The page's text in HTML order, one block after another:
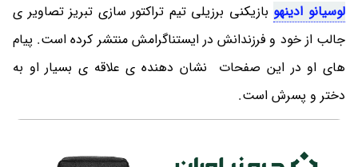
لوسیانو ادینهو بازیکنی برزیلی تیم تراکتور سازی تبریز تصاویر ی
جالب از خود و فرزندانش در ایستناگرامش منتشر کرده است. پیام
های او در این صفحات نشان دهنده ی علاقه ی بسیار او به
دختر و پسرش است.